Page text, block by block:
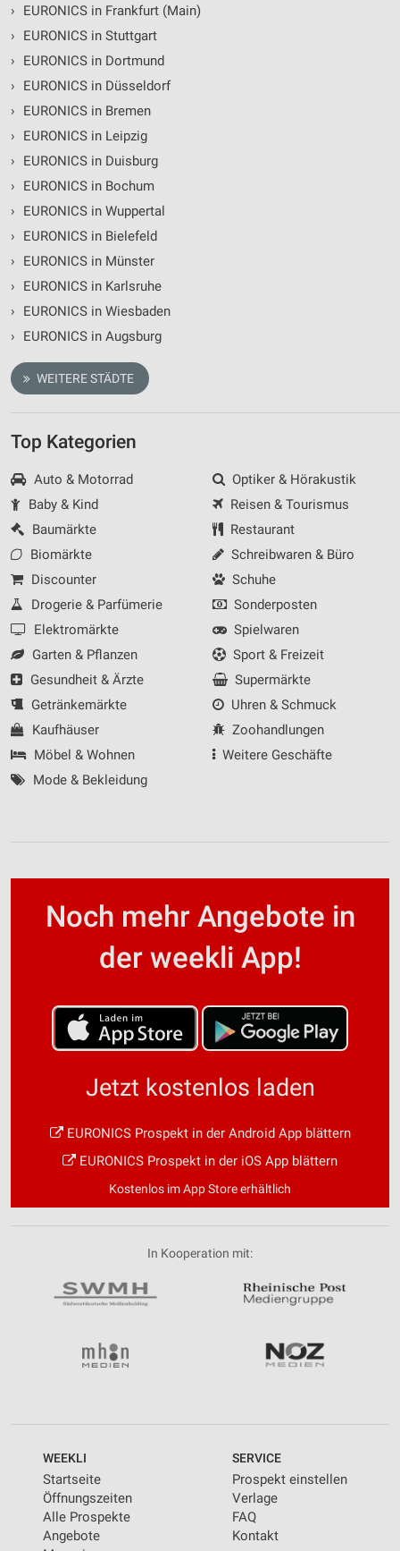
›
EURONICS in Frankfurt (Main)
›
EURONICS in Stuttgart
›
EURONICS in Dortmund
›
EURONICS in Düsseldorf
›
EURONICS in Bremen
›
EURONICS in Leipzig
›
EURONICS in Duisburg
›
EURONICS in Bochum
›
EURONICS in Wuppertal
›
EURONICS in Bielefeld
›
EURONICS in Münster
›
EURONICS in Karlsruhe
›
EURONICS in Wiesbaden
›
EURONICS in Augsburg
WEITERE STÄDTE
Top Kategorien
Auto & Motorrad
Baby & Kind
Baumärkte
Biomärkte
Discounter
Drogerie & Parfümerie
Elektromärkte
Garten & Pflanzen
Gesundheit & Ärzte
Getränkemärkte
Kaufhäuser
Möbel & Wohnen
Mode & Bekleidung
Optiker & Hörakustik
Reisen & Tourismus
Restaurant
Schreibwaren & Büro
Schuhe
Sonderposten
Spielwaren
Sport & Freizeit
Supermärkte
Uhren & Schmuck
Zoohandlungen
Weitere Geschäfte
Noch mehr Angebote in
der weekli App!
Jetzt kostenlos laden
EURONICS Prospekt in der Android App blättern
EURONICS Prospekt in der iOS App blättern
Kostenlos im App Store erhältlich
In Kooperation mit:
WEEKLI
Startseite
Öffnungszeiten
Alle Prospekte
Angebote
SERVICE
Prospekt einstellen
Verlage
FAQ
Kontakt